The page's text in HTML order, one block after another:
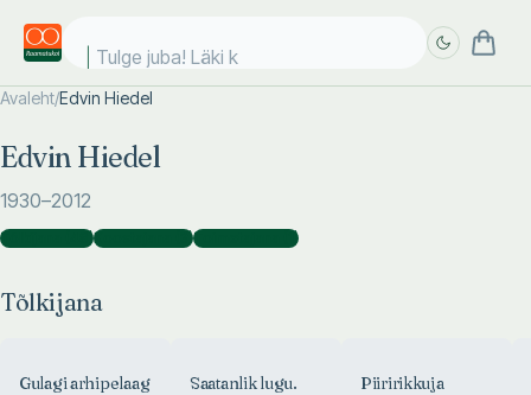
Tulge juba! Läki koo
Avaleht/Edvin Hiedel
Edvin Hiedel
1930–2012
Tõlkijana )Koostajana )Toimetajana )
Tõlkijana
Gulagi arhipelaag
Saatanlik lugu.
Piiririkkuja